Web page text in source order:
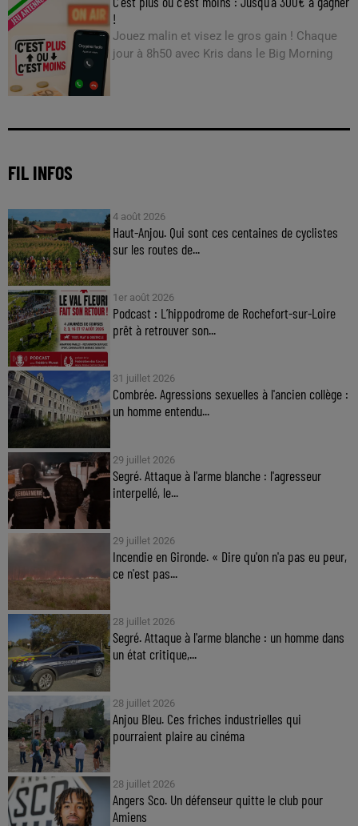
!
Jouez malin et visez le gros gain ! Chaque
jour à 8h50 avec Kris dans le Big Morning
FIL INFOS
4 août 2026
Haut-Anjou. Qui sont ces centaines de cyclistes
sur les routes de...
1er août 2026
Podcast : L’hippodrome de Rochefort-sur-Loire
prêt à retrouver son...
31 juillet 2026
Combrée. Agressions sexuelles à l'ancien collège :
un homme entendu...
29 juillet 2026
Segré. Attaque à l'arme blanche : l'agresseur
interpellé, le...
29 juillet 2026
Incendie en Gironde. « Dire qu'on n'a pas eu peur,
ce n'est pas...
28 juillet 2026
Segré. Attaque à l'arme blanche : un homme dans
un état critique,...
28 juillet 2026
Anjou Bleu. Ces friches industrielles qui
pourraient plaire au cinéma
28 juillet 2026
Angers Sco. Un défenseur quitte le club pour
Amiens